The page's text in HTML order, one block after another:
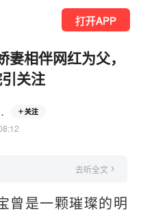
打开APP
相伴网红为父，
关注
关注
去听全文
曾是一颗璀璨的明